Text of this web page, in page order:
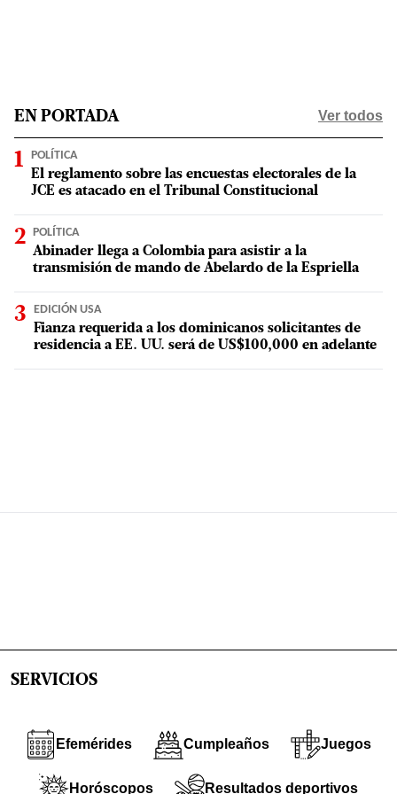
EN PORTADA Ver todos
POLÍTICA
El reglamento sobre las encuestas electorales de la
JCE es atacado en el Tribunal Constitucional
POLÍTICA
Abinader llega a Colombia para asistir a la
transmisión de mando de Abelardo de la Espriella
EDICIÓN USA
Fianza requerida a los dominicanos solicitantes de
residencia a EE. UU. será de US$100,000 en adelante
SERVICIOS
Efemérides Cumpleaños Juegos
Horóscopos Resultados deportivos